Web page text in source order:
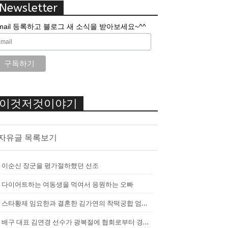
등록하고 블로그 새 소식을 받아보세요~^^
것저것이야기
유글 목록보기
이순신 장군을 평가절하했던 선조
다이어트하는 여동생을 먹여서 응원하는 오빠
스타황제 임요한과 결혼한 김가연의 착떡궁합 엄마 내조
배구 대표 김연경 선수가 광복절에 협회로부터 경고를 받았던 이유